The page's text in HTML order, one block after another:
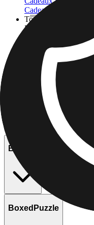
Cadeaux Pour Lui
Tout Voir
En vedette
Toiles Canvas
Couvertures Photo
Calendriers Photo
Tirage Photo
Impressions Encadrées
Tout voir
Delivery Rates
Blanket
BoxedPuzzle